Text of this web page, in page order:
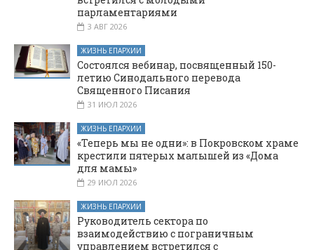
парламентариями
3 АВГ 2026
ЖИЗНЬ ЕПАРХИИ
Состоялся вебинар, посвященный 150-
летию Синодального перевода
Священного Писания
31 ИЮЛ 2026
ЖИЗНЬ ЕПАРХИИ
«Теперь мы не одни»: в Покровском храме
крестили пятерых малышей из «Дома
для мамы»
29 ИЮЛ 2026
ЖИЗНЬ ЕПАРХИИ
Руководитель сектора по
взаимодействию с пограничным
управлением встретился с